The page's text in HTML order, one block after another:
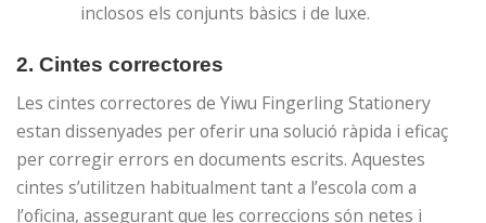
inclosos els conjunts bàsics i de luxe.
2. Cintes correctores
Les cintes correctores de Yiwu Fingerling Stationery
estan dissenyades per oferir una solució ràpida i eficaç
per corregir errors en documents escrits. Aquestes
cintes s’utilitzen habitualment tant a l’escola com a
l’oficina, assegurant que les correccions són netes i